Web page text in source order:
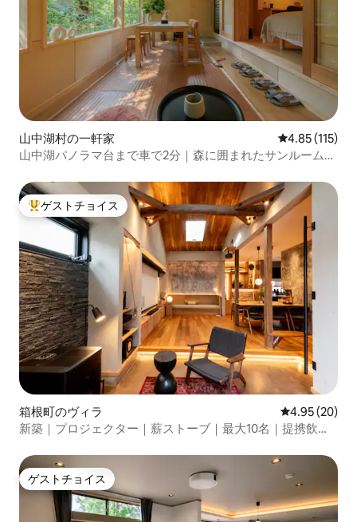
山中湖村の一軒家 レビュー115
4.85 (115)
山中湖パノラマ台まで車で2分｜森に囲まれたサンルーム付
大好評のゲストチョイスです。
ゲストチョイス
箱根町のヴィラ レビュー20
4.95 (20)
新築｜プロジェクター｜薪ストーブ｜最大10名｜提携飲食
ゲストチョイス
ゲストチョイス